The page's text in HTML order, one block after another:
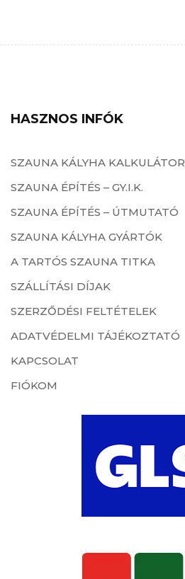
HASZNOS INFÓK
SZAUNA KÁLYHA KALKULÁTOR
SZAUNA ÉPÍTÉS – GY.I.K.
SZAUNA ÉPÍTÉS – ÚTMUTATÓ
SZAUNA KÁLYHA GYÁRTÓK
A TARTÓS SZAUNA TITKA
SZÁLLÍTÁSI DÍJAK
SZERZŐDÉSI FELTÉTELEK
ADATVÉDELMI TÁJÉKOZTATÓ
KAPCSOLAT
FIÓKOM